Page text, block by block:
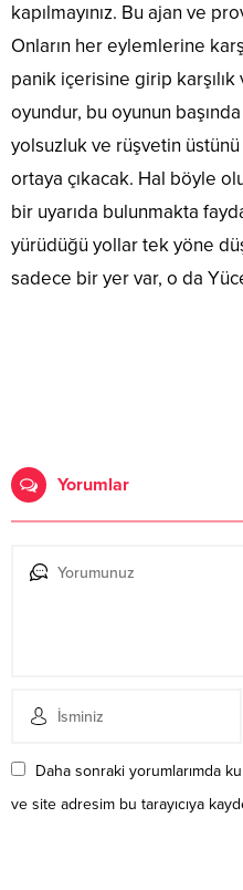
kapılmayınız. Bu ajan ve
Onların her eylemlerine
panik içerisine girip karşılık
oyundur, bu oyunun
yolsuzluk ve rüşvetin
ortaya çıkacak. Hal böyle
bir uyarıda bulunmakta
yürüdüğü yollar tek yöne
sadece bir yer var, o da
Yorumlar
Daha sonraki yorumlarımda
ve site adresim bu tarayıcıya